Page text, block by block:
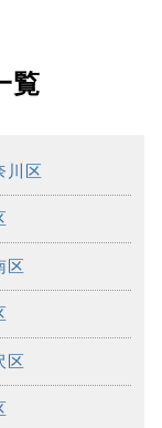
覧
川区
区
区